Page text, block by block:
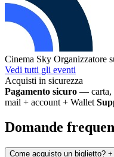
Cinema Sky Organizzatore
Vedi tutti gli eventi
Acquisti in sicurezza
Pagamento sicuro — carta,
mail + account + Wallet
Domande
Come acquisto un biglietto? +